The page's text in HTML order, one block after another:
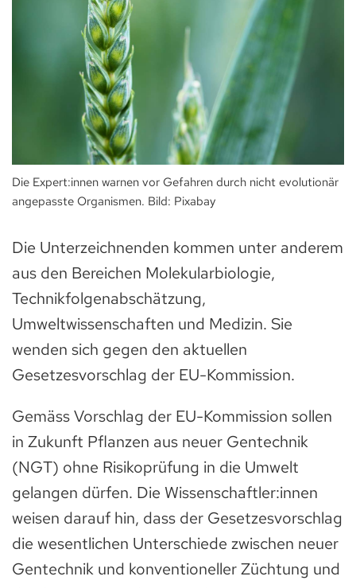
Die Expert:innen warnen vor Gefahren durch nicht evolutionär
angepasste Organismen. Bild: Pixabay
Die Unterzeichnenden kommen unter anderem
aus den Bereichen Molekularbiologie,
Technikfolgenabschätzung,
Umweltwissenschaften und Medizin. Sie
wenden sich gegen den aktuellen
Gesetzesvorschlag der EU-Kommission.
Gemäss Vorschlag der EU-Kommission sollen
in Zukunft Pflanzen aus neuer Gentechnik
(NGT) ohne Risikoprüfung in die Umwelt
gelangen dürfen. Die Wissenschaftler:innen
weisen darauf hin, dass der Gesetzesvorschlag
die wesentlichen Unterschiede zwischen neuer
Gentechnik und konventioneller Züchtung und